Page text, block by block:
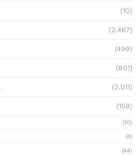
(10)
(2.487)
(499)
(801)
(2.011)
(159)
(10)
(4)
(44)